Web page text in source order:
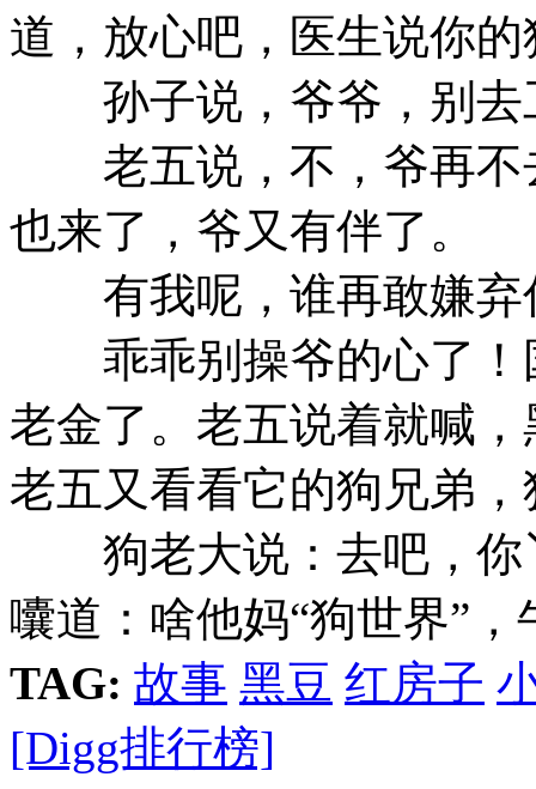
道，放心吧，医生说你
孙子说，爷爷，别去
老五说，不，爷再不
也来了，爷又有伴了。
有我呢，谁再敢嫌弃
乖乖别操爷的心了！
老金了。老五说着就喊
老五又看看它的狗兄弟
狗老大说：去吧，你
囔道：啥他妈“狗世界”，
TAG: 故事 黑豆 红房子
[Digg排行榜]